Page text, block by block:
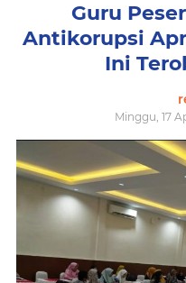
Guru
Antikorupsi
Ini
Minggu, 17